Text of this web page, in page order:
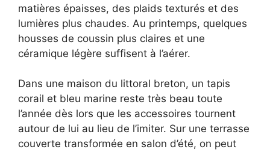
matières épaisses, des plaids texturés et des
lumières plus chaudes. Au printemps, quelques
housses de coussin plus claires et une
céramique légère suffisent à l’aérer.
Dans une maison du littoral breton, un tapis
corail et bleu marine reste très beau toute
l’année dès lors que les accessoires tournent
autour de lui au lieu de l’imiter. Sur une terrasse
couverte transformée en salon d’été, on peut